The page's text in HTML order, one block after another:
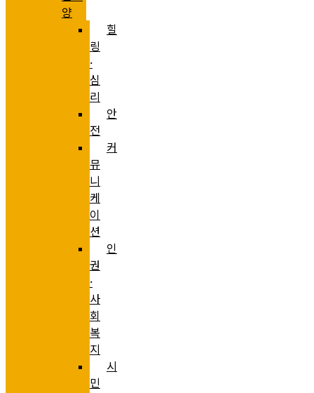
양
힐
링
·
심
리
안
전
커
뮤
니
케
이
션
인
권
·
사
회
복
지
시
민